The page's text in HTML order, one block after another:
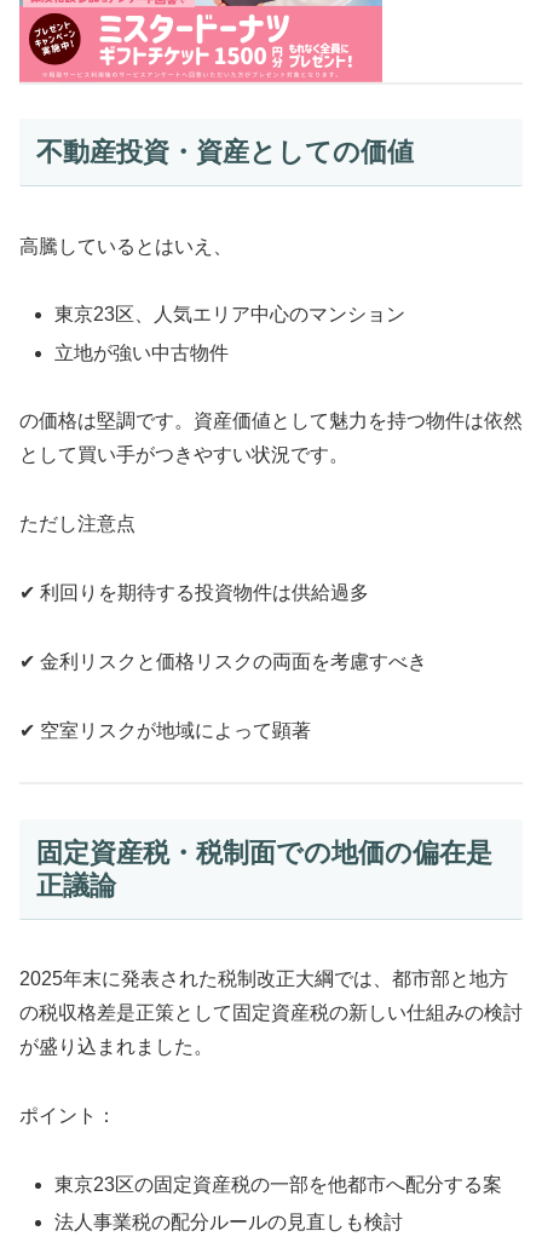
不動産投資・資産としての価値
高騰しているとはいえ、
東京23区、人気エリア中心のマンション
立地が強い中古物件
の価格は堅調です。資産価値として魅力を持つ物件は依然
として買い手がつきやすい状況です。
ただし注意点
✔ 利回りを期待する投資物件は供給過多
✔ 金利リスクと価格リスクの両面を考慮すべき
✔ 空室リスクが地域によって顕著
固定資産税・税制面での地価の偏在是
正議論
2025年末に発表された税制改正大綱では、都市部と地方
の税収格差是正策として固定資産税の新しい仕組みの検討
が盛り込まれました。
ポイント：
東京23区の固定資産税の一部を他都市へ配分する案
法人事業税の配分ルールの見直しも検討